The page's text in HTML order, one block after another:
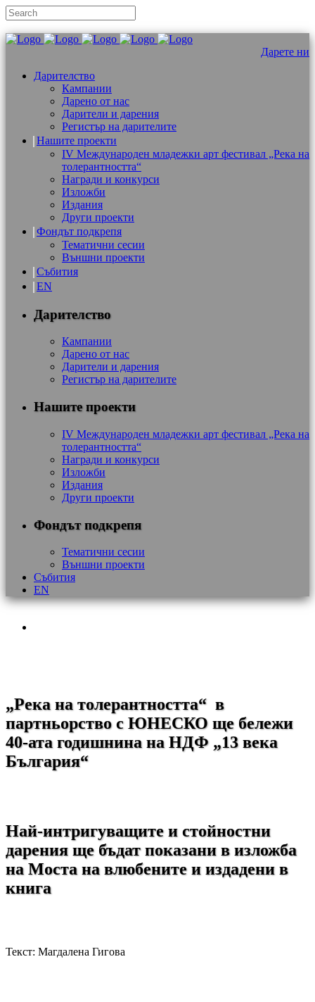
Дарете ни
Дарителство
Кампании
Дарено от нас
Дарители и дарения
Регистър на дарителите
Нашите проекти
IV Международен младежки арт фестивал „Река на
толерантността“
Награди и конкурси
Изложби
Издания
Други проекти
Фондът подкрепя
Тематични сесии
Външни проекти
Събития
EN
Дарителство
Кампании
Дарено от нас
Дарители и дарения
Регистър на дарителите
Нашите проекти
IV Международен младежки арт фестивал „Река на
толерантността“
Награди и конкурси
Изложби
Издания
Други проекти
Фондът подкрепя
Тематични сесии
Външни проекти
Събития
EN
„Река на толерантността“ в
партньорство с ЮНЕСКО ще бележи
40-ата годишнина на НДФ „13 века
България“
Най-интригуващите и стойностни
дарения ще бъдат показани в изложба
на Моста на влюбените и издадени в
книга
Текст: Магдалена Гигова